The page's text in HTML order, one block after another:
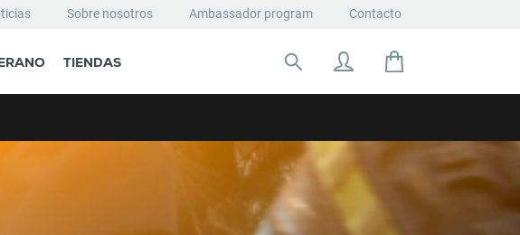
Sobre nosotros Ambassador program Contacto
TIENDAS
Buscar: